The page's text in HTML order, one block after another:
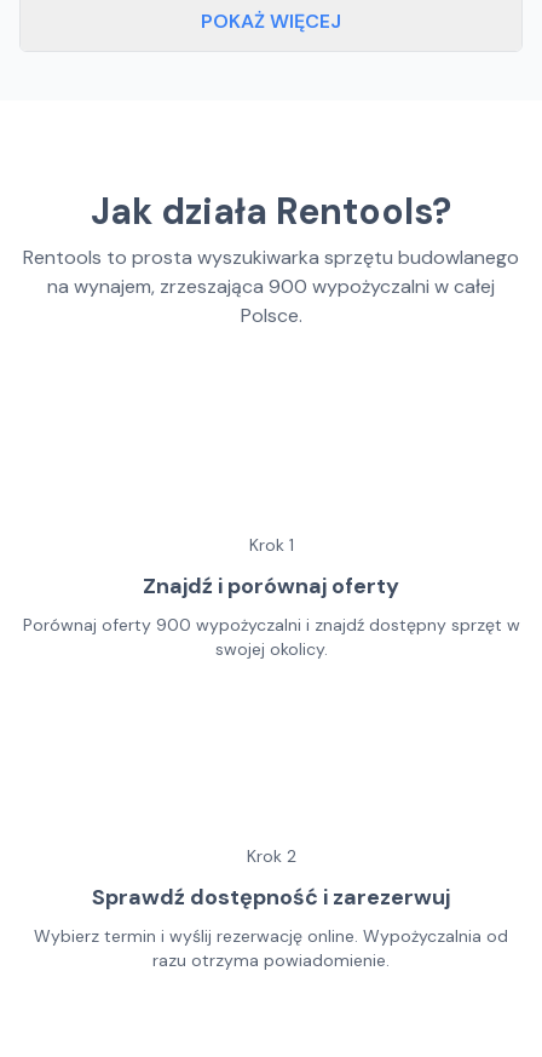
POKAŻ WIĘCEJ
Jak działa Rentools?
Rentools to prosta wyszukiwarka sprzętu budowlanego
na wynajem, zrzeszająca 900 wypożyczalni w całej
Polsce.
Krok 1
Znajdź i porównaj oferty
Porównaj oferty 900 wypożyczalni i znajdź dostępny sprzęt w
swojej okolicy.
Krok 2
Sprawdź dostępność i zarezerwuj
Wybierz termin i wyślij rezerwację online. Wypożyczalnia od
razu otrzyma powiadomienie.